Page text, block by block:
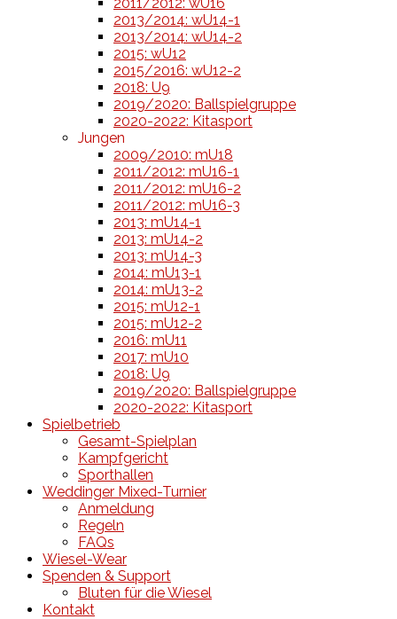
2013/2014: wU14-1
2013/2014: wU14-2
2015: wU12
2015/2016: wU12-2
2018: U9
2019/2020: Ballspielgruppe
2020-2022: Kitasport
Jungen
2009/2010: mU18
2011/2012: mU16-1
2011/2012: mU16-2
2011/2012: mU16-3
2013: mU14-1
2013: mU14-2
2013: mU14-3
2014: mU13-1
2014: mU13-2
2015: mU12-1
2015: mU12-2
2016: mU11
2017: mU10
2018: U9
2019/2020: Ballspielgruppe
2020-2022: Kitasport
Spielbetrieb
Gesamt-Spielplan
Kampfgericht
Sporthallen
Weddinger Mixed-Turnier
Anmeldung
Regeln
FAQs
Wiesel-Wear
Spenden & Support
Bluten für die Wiesel
Kontakt